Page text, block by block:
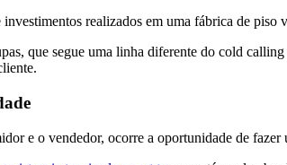
investimentos realizados em uma fábrica de
que segue uma linha diferente do cold
e o vendedor, ocorre a oportunidade de